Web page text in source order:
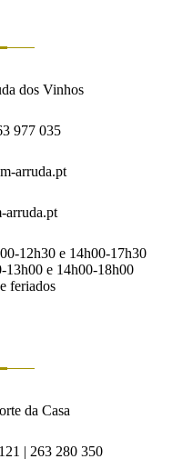
dos Vinhos
977 035
arruda.pt
arruda.pt
12h30 e 14h00-17h30
13h00 e 14h00-18h00
feriados
da Casa
| 263 280 350